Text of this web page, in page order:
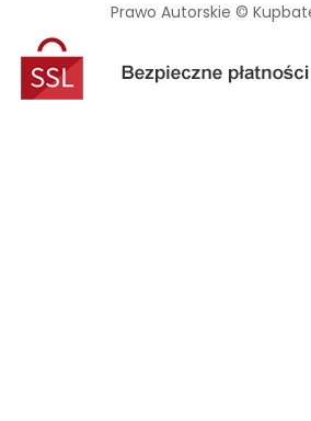
Prawo Autorskie ©